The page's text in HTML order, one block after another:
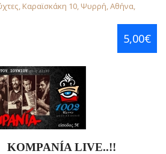
Καραϊσκάκη 10, Ψυρρή, Αθήνα,
5,00€
KOMPANÍA LIVE..!!